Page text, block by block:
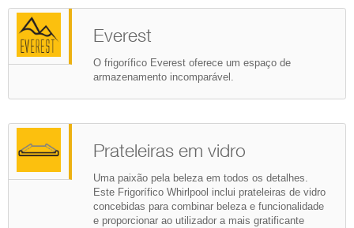
Everest
O frigorífico Everest oferece um espaço de
armazenamento incomparável.
Prateleiras em vidro
Uma paixão pela beleza em todos os detalhes.
Este Frigorífico Whirlpool inclui prateleiras de vidro
concebidas para combinar beleza e funcionalidade
e proporcionar ao utilizador a mais gratificante